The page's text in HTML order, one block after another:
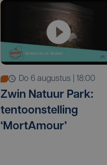
do 6 augustus | 18:00
Zwin Natuur Park:
tentoonstelling
‘MortAmour’